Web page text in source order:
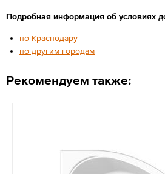
Подробная информация об условиях
по Краснодару
по другим городам
Рекомендуем также: